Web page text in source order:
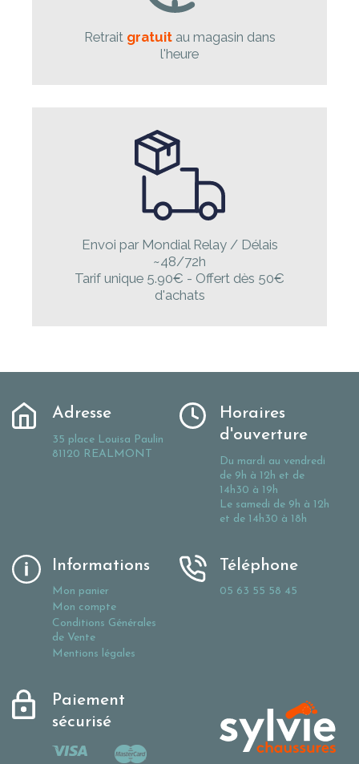
Retrait gratuitau magasin dans
l'heure
Envoi par Mondial Relay / Délais
~48/72h
Tarif unique 5.90€ - Offert dès 50€
d'achats
Adresse
35 place Louisa Paulin
81120 REALMONT
Horaires
d'ouverture
Du mardi au vendredi
de 9h à 12h et de
14h30 à 19h
Le samedi de 9h à 12h
et de 14h30 à 18h
Informations
Mon panier
Mon compte
Conditions Générales
de Vente
Mentions légales
Téléphone
05 63 55 58 45
Paiement
sécurisé